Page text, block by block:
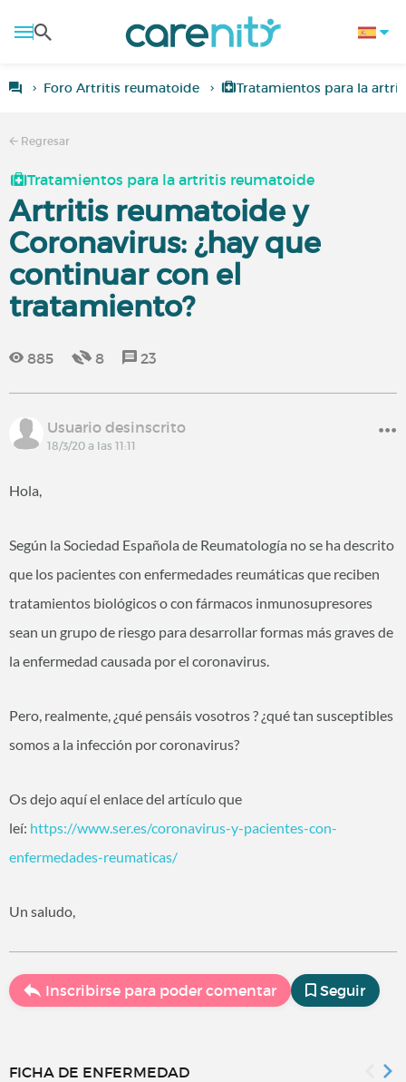
Foro Artritis reumatoide Tratamientos para la
Regresar
Tratamientos para la artritis reumatoide
Artritis reumatoide y
Coronavirus: ¿hay que
continuar con el
tratamiento?
885 8 23
Usuario desinscrito
18/3/20 a las 11:11
Hola,
Según la Sociedad Española de Reumatología no se ha descrito
que los pacientes con enfermedades reumáticas que reciben
tratamientos biológicos o con fármacos inmunosupresores
sean un grupo de riesgo para desarrollar formas más graves de
la enfermedad causada por el coronavirus.
Pero, realmente, ¿qué pensáis vosotros ? ¿qué tan susceptibles
somos a la infección por coronavirus?
Os dejo aquí el enlace del artículo que
leí: https://www.ser.es/coronavirus-y-pacientes-con-
enfermedades-reumaticas/
Un saludo,
Inscribirse para poder comentar Seguir
FICHA DE ENFERMEDAD